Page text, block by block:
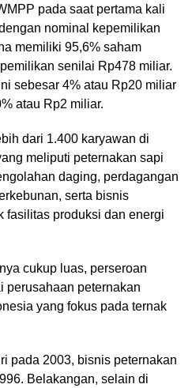
pada saat pertama kali
nominal kepemilikan
memiliki 95,6% saham
senilai Rp478 miliar.
sebesar 4% atau Rp20 miliar
atau Rp2 miliar.
dari 1.400 karyawan di
meliputi peternakan sapi
daging, perdagangan
serta bisnis
fasilitas produksi dan energi
cukup luas, perseroan
perusahaan peternakan
yang fokus pada ternak
pada 2003, bisnis peternakan
Belakangan, selain di